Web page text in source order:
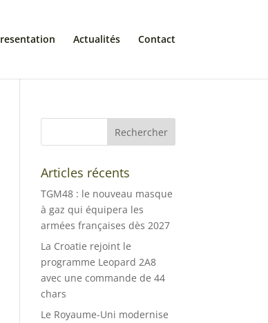
Actualités Contact
Articles récents
TGM48 : le nouveau masque
à gaz qui équipera les
armées françaises dès 2027
La Croatie rejoint le
programme Leopard 2A8
avec une commande de 44
chars
Le Royaume-Uni modernise